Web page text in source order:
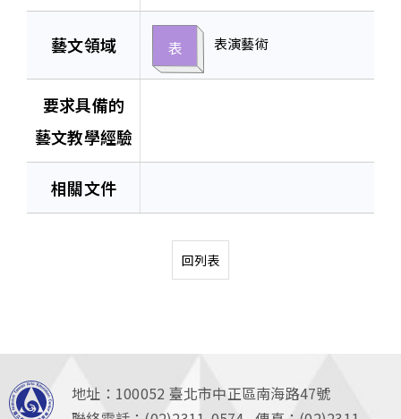
藝文領域 表 表演藝術
要求具備的
藝文教學經驗
相關文件
回列表
地址：100052 臺北市中正區南海路47號